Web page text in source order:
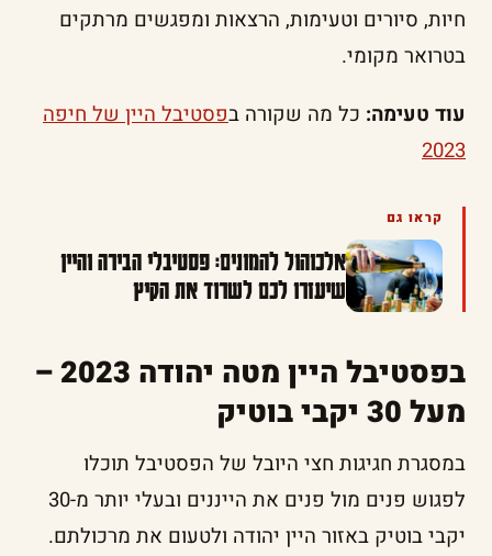
חיות, סיורים וטעימות, הרצאות ומפגשים מרתקים
בטרואר מקומי.
עוד טעימה: כל מה שקורה בפסטיבל היין של חיפה
2023
קראו גם
אלכוהול להמונים: פסטיבלי הבירה והיין
שיעזרו לכם לשרוד את הקיץ
בפסטיבל היין מטה יהודה 2023 –
מעל 30 יקבי בוטיק
במסגרת חגיגות חצי היובל של הפסטיבל תוכלו
לפגוש פנים מול פנים את הייננים ובעלי יותר מ-30
יקבי בוטיק באזור היין יהודה ולטעום את מרכולתם.